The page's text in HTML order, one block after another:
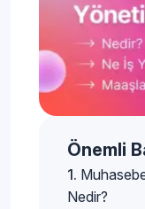
Önemli
Nedir?